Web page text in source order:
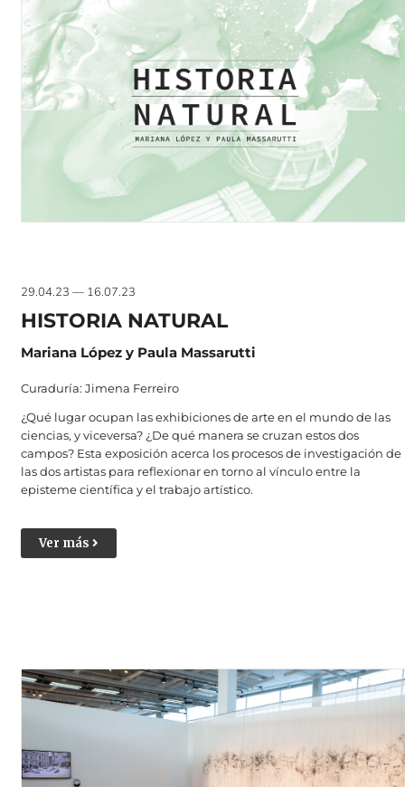
29.04.23 — 16.07.23
HISTORIA NATURAL
Mariana López y Paula Massarutti
Curaduría: Jimena Ferreiro
¿Qué lugar ocupan las exhibiciones de arte en el mundo de las
ciencias, y viceversa? ¿De qué manera se cruzan estos dos
campos? Esta exposición acerca los procesos de investigación de
las dos artistas para reflexionar en torno al vínculo entre la
episteme científica y el trabajo artístico.
Ver más